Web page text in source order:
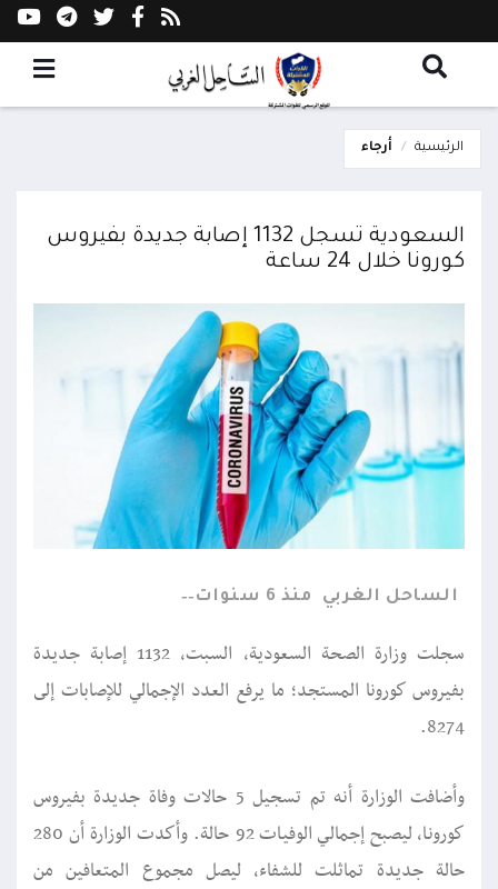
الرئيسية أرجاء
السعودية تسجل 1132 إصابة جديدة بفيروس
كورونا خلال 24 ساعة
الساحل الغربي منذ 6 سنوات
سجلت وزارة الصحة السعودية، السبت، 1132 إصابة جديدة
بفيروس كورونا المستجد؛ ما يرفع العدد الإجمالي للإصابات إلى
8274.
وأضافت الوزارة أنه تم تسجيل 5 حالات وفاة جديدة بفيروس
كورونا، ليصبح إجمالي الوفيات 92 حالة. وأكدت الوزارة أن 280
حالة جديدة تماثلت للشفاء، ليصل مجموع المتعافين من